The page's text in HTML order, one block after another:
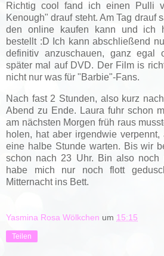
Richtig cool fand ich einen Pulli
Kenough" drauf steht. Am Tag drauf
den online kaufen kann und ich
bestellt :D Ich kann abschließend
definitiv anzuschauen, ganz
später mal auf DVD. Der Film is
nicht nur was für "Barbie"-Fans.
Nach fast 2 Stunden, also kurz
Abend zu Ende. Laura fuhr schon
am nächsten Morgen früh raus
holen, hat aber irgendwie
eine halbe Stunde warten. Bis wir
schon nach 23 Uhr. Bin also noch
habe mich nur noch flott
Mitternacht ins Bett.
Yasmina Rosa Wölkchen um 15:15
Teilen